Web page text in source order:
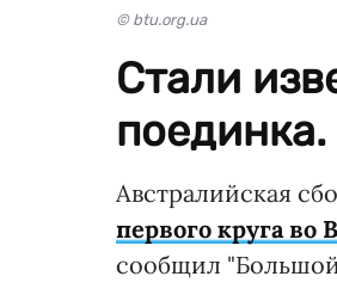
© btu.org.ua
Стали
поединка.
Австралийская
первого круга во
сообщил